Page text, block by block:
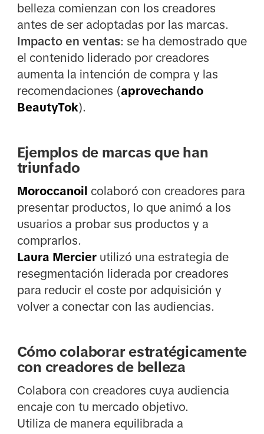
belleza comienzan con los creadores
antes de ser adoptadas por las marcas.
Impacto en ventas: se ha demostrado que
el contenido liderado por creadores
aumenta la intención de compra y las
recomendaciones (aprovechando
BeautyTok).
Ejemplos de marcas que han
triunfado
Moroccanoil colaboró con creadores para
presentar productos, lo que animó a los
usuarios a probar sus productos y a
comprarlos.
Laura Mercierutilizó una estrategia de
resegmentación liderada por creadores
para reducir el coste por adquisición y
volver a conectar con las audiencias.
Cómo colaborar estratégicamente
con creadores de belleza
Colabora con creadores cuya audiencia
encaje con tu mercado objetivo.
Utiliza de manera equilibrada a